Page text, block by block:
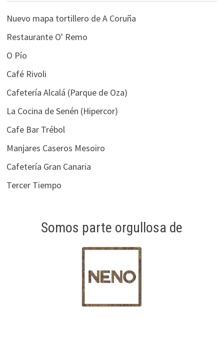
Nuevo mapa tortillero de A Coruña
Restaurante O' Remo
O Pío
Café Rivoli
Cafetería Alcalá (Parque de Oza)
La Cocina de Senén (Hipercor)
Cafe Bar Trébol
Manjares Caseros Mesoiro
Cafetería Gran Canaria
Tercer Tiempo
Somos parte orgullosa de